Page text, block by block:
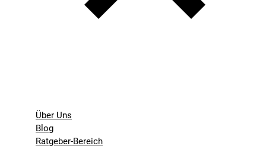
Über Uns
Blog
Ratgeber-Bereich